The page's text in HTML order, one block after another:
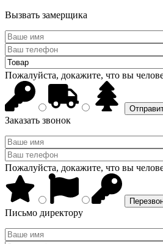
Вызвать замерщика
Пожалуйста, докажите, что вы
Заказать звонок
Пожалуйста, докажите, что вы
Письмо директору